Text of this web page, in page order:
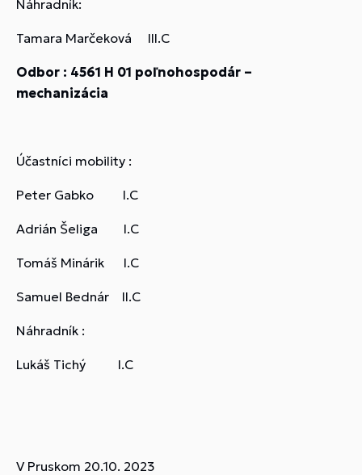
Náhradník:
Tamara Marčeková III.C
Odbor : 4561 H 01 poľnohospodár –
mechanizácia
Účastníci mobility :
Peter Gabko I.C
Adrián Šeliga I.C
Tomáš Minárik I.C
Samuel Bednár II.C
Náhradník :
Lukáš Tichý I.C
V Pruskom 20.10. 2023